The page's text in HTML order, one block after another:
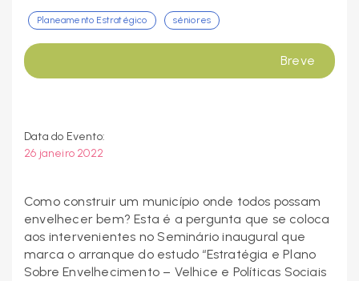
Planeamento Estratégico séniores
Breve
Data do Evento:
26 janeiro 2022
Como construir um município onde todos possam
envelhecer bem? Esta é a pergunta que se coloca
aos intervenientes no Seminário inaugural que
marca o arranque do estudo “Estratégia e Plano
Sobre Envelhecimento – Velhice e Políticas Sociais